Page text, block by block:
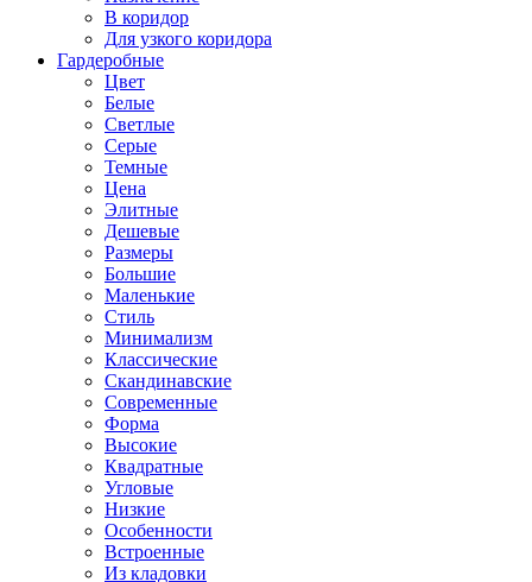
В коридор
Для узкого коридора
Гардеробные
Цвет
Белые
Светлые
Серые
Темные
Цена
Элитные
Дешевые
Размеры
Большие
Маленькие
Стиль
Минимализм
Классические
Скандинавские
Современные
Форма
Высокие
Квадратные
Угловые
Низкие
Особенности
Встроенные
Из кладовки